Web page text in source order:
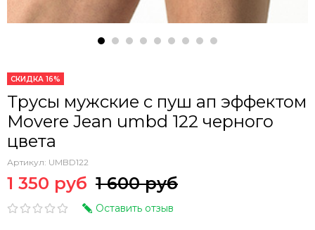
СКИДКА 16%
Трусы мужские с пуш ап эффектом
Movere Jean umbd 122 черного
цвета
Артикул: UMBD122
1 350 руб 1 600 руб
Оставить отзыв